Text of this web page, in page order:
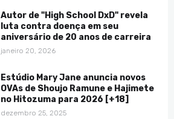
Autor de "High School DxD" revela
luta contra doença em seu
aniversário de 20 anos de carreira
janeiro 20, 2026
Estúdio Mary Jane anuncia novos
OVAs de Shoujo Ramune e Hajimete
no Hitozuma para 2026 [+18]
dezembro 25, 2025